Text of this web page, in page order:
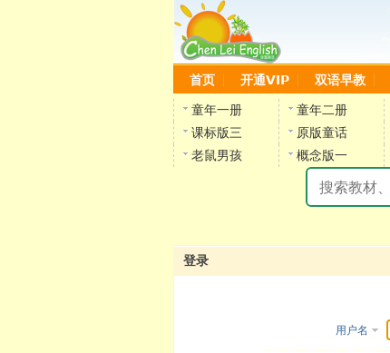
首页 开通VIP 双语早教
童年一册 童年二册
课标版三
原版童话
老鼠男孩
概念版一
登录
用户名